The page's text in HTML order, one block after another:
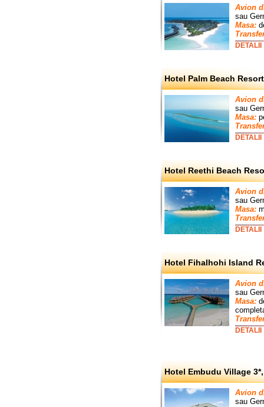
Avion
sau
Masa:
DETALII
Hotel Palm Beach
Avion
sau
Masa:
DETALII
Hotel Reethi Beach
Avion
sau
Masa:
DETALII
Hotel Fihalhohi Island
Avion
sau
Masa:
DETALII
Hotel Embudu Village
Avion
sau